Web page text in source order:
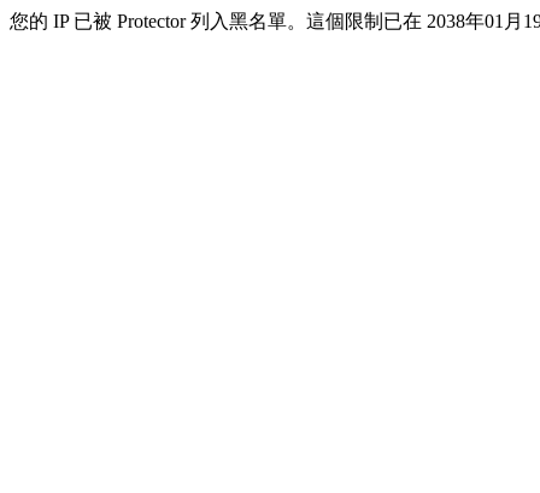
您的 IP 已被 Protector 列入黑名單。這個限制已在 2038年01月